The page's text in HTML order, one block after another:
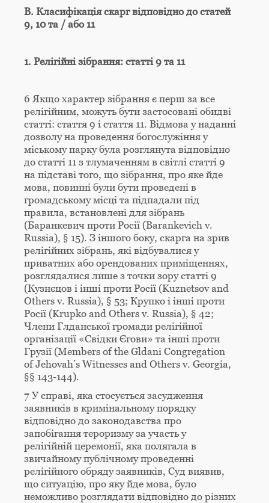
В. Класифікація скарг відповідно до статей
9, 10 та / або 11
1. Релігійні зібрання: статті 9 та 11
6 Якщо характер зібрання є перш за все
релігійним, можуть бути застосовані обидві
статті: стаття 9 і стаття 11. Відмова у наданні
дозволу на проведення богослужіння у
міському парку була розглянута відповідно
до статті 11 з тлумаченням в світлі статті 9
на підставі того, що зібрання, про яке йде
мова, повинні були бути проведені в
громадському місці та підпадали під
правила, встановлені для зібрань
(Баранкевич проти Росії (Barankevich v.
Russia), § 15). З іншого боку, скарга на зрив
релігійних зібрань, які відбувалися у
приватних або орендованих приміщеннях,
розглядалися лише з точки зору статті 9
(Кузнєцов і інші проти Росії (Kuznetsov and
Others v. Russia), § 53; Крупко і інші проти
Росії (Krupko and Others v. Russia), § 42;
Члени Глданської громади релігійної
організації «Свідки Єгови» та інші проти
Грузії (Members of the Gldani Congregation
of Jehovah’s Witnesses and Others v. Georgia,
§§ 143-144).
7 У справі, яка стосується засудження
заявників в кримінальному порядку
відповідно до законодавства про
запобігання тероризму за участь у
релігійній церемонії, яка полягала в
звичайному публічному проведенні
релігійного обряду заявників, Суд виявив,
що ситуацію, про яку йде мова, було
неможливо розглядати відповідно до різних